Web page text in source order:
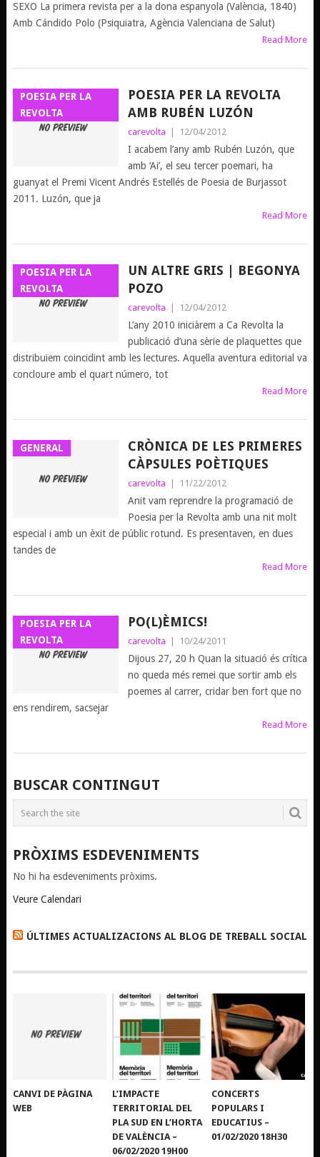
SEXO La primera revista per a la dona espanyola (València, 1840)
Amb Cándido Polo (Psiquiatra, Agència Valenciana de Salut)
Read More
POESIA PER LA
REVOLTA
POESIA PER LA REVOLTA
AMB RUBÉN LUZÓN
carevolta 12/04/2012
I acabem l’any amb Rubén Luzón, que
amb ‘Ai’, el seu tercer poemari, ha
guanyat el Premi Vicent Andrés Estellés de Poesia de Burjassot
2011. Luzón, que ja
Read More
POESIA PER LA
REVOLTA
UN ALTRE GRIS | BEGONYA
POZO
carevolta 12/04/2012
L’any 2010 iniciàrem a Ca Revolta la
publicació d’una sèrie de plaquettes que
distribuïem coincidint amb les lectures. Aquella aventura editorial va
concloure amb el quart número, tot
Read More
GENERAL
CRÒNICA DE LES PRIMERES
CÀPSULES POÈTIQUES
carevolta 11/22/2012
Anit vam reprendre la programació de
Poesia per la Revolta amb una nit molt
especial i amb un èxit de públic rotund. Es presentaven, en dues
tandes de
Read More
POESIA PER LA
REVOLTA
PO(L)ÈMICS!
carevolta 10/24/2011
Dijous 27, 20 h Quan la situació és crítica
no queda més remei que sortir amb els
poemes al carrer, cridar ben fort que no
ens rendirem, sacsejar
Read More
BUSCAR CONTINGUT
PRÒXIMS ESDEVENIMENTS
No hi ha esdeveniments pròxims.
Veure Calendari
ÚLTIMES ACTUALIZACIONS AL BLOG DE TREBALL SOCIAL
CANVI DE PÀGINA
WEB
L’IMPACTE
TERRITORIAL DEL
PLA SUD EN L’HORTA
DE VALÈNCIA –
06/02/2020 19H00
CONCERTS
POPULARS I
EDUCATIUS –
01/02/2020 18H30